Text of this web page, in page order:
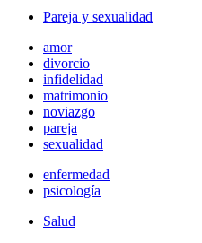
Pareja y sexualidad
amor
divorcio
infidelidad
matrimonio
noviazgo
pareja
sexualidad
enfermedad
psicología
Salud